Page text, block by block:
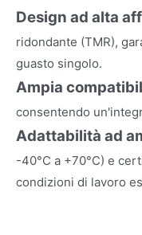
Design ad alta
ridondante (TMR),
guasto singolo.
Ampia
consentendo
Adattabilità ad
-40°C a +70°C) e
condizioni di lavoro